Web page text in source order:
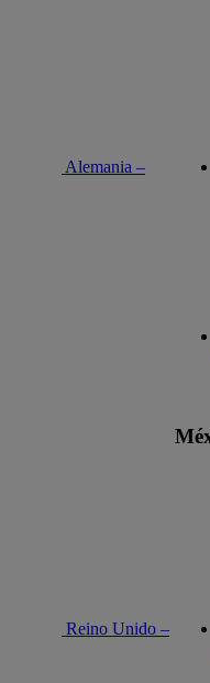
Alemania –
Reino Unido –